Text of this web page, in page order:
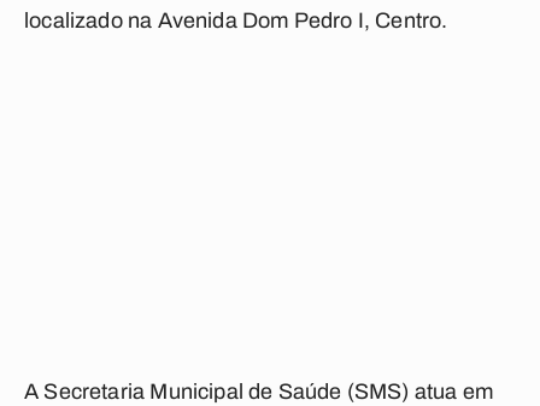
localizado na Avenida Dom Pedro I, Centro.
A Secretaria Municipal de Saúde (SMS) atua em